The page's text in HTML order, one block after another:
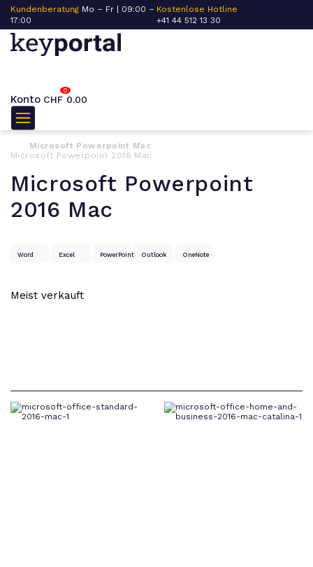
Kundenberatung Mo – Fr | 09:00 –
17:00
Kostenlose Hotline
+41 44 512 13 30
Konto
0
CHF 0.00
Microsoft Powerpoint Mac
Microsoft Powerpoint 2016 Mac
Microsoft Powerpoint
2016 Mac
Word Excel PowerPoint Outlook OneNote